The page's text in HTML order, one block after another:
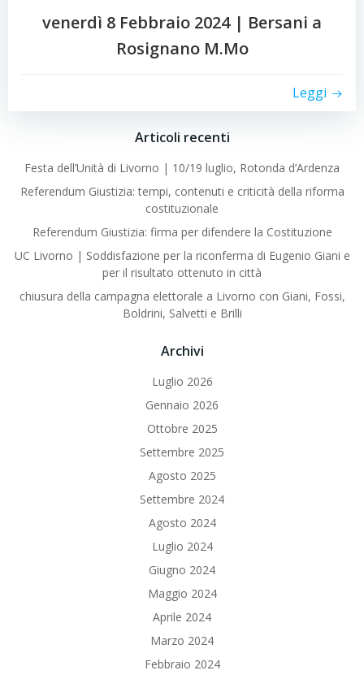
venerdì 8 Febbraio 2024 | Bersani a
Rosignano M.Mo
Leggi
Articoli recenti
Festa dell’Unità di Livorno | 10/19 luglio, Rotonda d’Ardenza
Referendum Giustizia: tempi, contenuti e criticità della riforma
costituzionale
Referendum Giustizia: firma per difendere la Costituzione
UC Livorno | Soddisfazione per la riconferma di Eugenio Giani e
per il risultato ottenuto in città
chiusura della campagna elettorale a Livorno con Giani, Fossi,
Boldrini, Salvetti e Brilli
Archivi
Luglio 2026
Gennaio 2026
Ottobre 2025
Settembre 2025
Agosto 2025
Settembre 2024
Agosto 2024
Luglio 2024
Giugno 2024
Maggio 2024
Aprile 2024
Marzo 2024
Febbraio 2024